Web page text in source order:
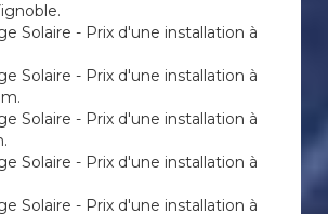
Solaire - Prix d'une installation à
Solaire - Prix d'une installation à
Solaire - Prix d'une installation à
Solaire - Prix d'une installation à
Solaire - Prix d'une installation à